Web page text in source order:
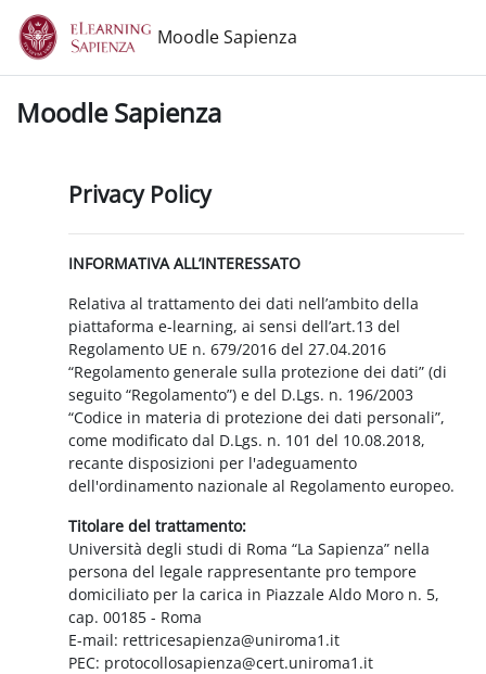
Vai al contenuto principale
Moodle Sapienza
Moodle Sapienza
Privacy Policy
INFORMATIVA ALL’INTERESSATO
Relativa al trattamento dei dati nell’ambito della
piattaforma e-learning, ai sensi dell’art.13 del
Regolamento UE n. 679/2016 del 27.04.2016
“Regolamento generale sulla protezione dei dati” (di
seguito “Regolamento”) e del D.Lgs. n. 196/2003
“Codice in materia di protezione dei dati personali”,
come modificato dal D.Lgs. n. 101 del 10.08.2018,
recante disposizioni per l'adeguamento
dell'ordinamento nazionale al Regolamento europeo.
Titolare del trattamento:
Università degli studi di Roma “La Sapienza” nella
persona del legale rappresentante pro tempore
domiciliato per la carica in Piazzale Aldo Moro n. 5,
cap. 00185 - Roma
E-mail: rettricesapienza@uniroma1.it
PEC: protocollosapienza@cert.uniroma1.it